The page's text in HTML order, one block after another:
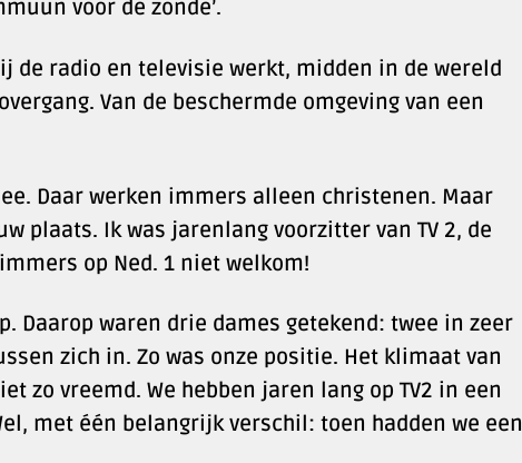
voor de zonde’.
de radio en televisie werkt, midden in de wereld
Van de beschermde omgeving van een
Daar werken immers alleen christenen. Maar
plaats. Ik was jarenlang voorzitter van TV 2, de
immers op Ned. 1 niet welkom!
Daarop waren drie dames getekend: twee in zeer
zich in. Zo was onze positie. Het klimaat van
zo vreemd. We hebben jaren lang op TV2 in een
met één belangrijk verschil: toen hadden we een